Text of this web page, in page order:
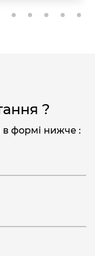
11 12 13 14 15
?
в формі нижче :